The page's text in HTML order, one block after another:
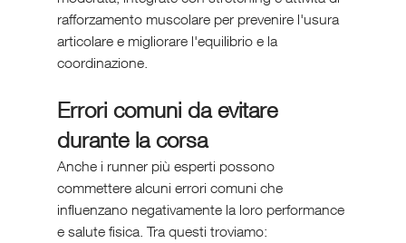
rafforzamento muscolare per prevenire l'usura
articolare e migliorare l'equilibrio e la
coordinazione.
Errori comuni da evitare
durante la corsa
Anche i runner più esperti possono
commettere alcuni errori comuni che
influenzano negativamente la loro performance
e salute fisica. Tra questi troviamo: